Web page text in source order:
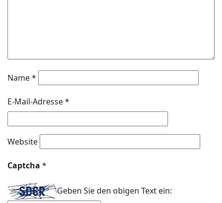
Name*
E-Mail-Adresse*
Website
Captcha *
Geben Sie den obigen Text ein: